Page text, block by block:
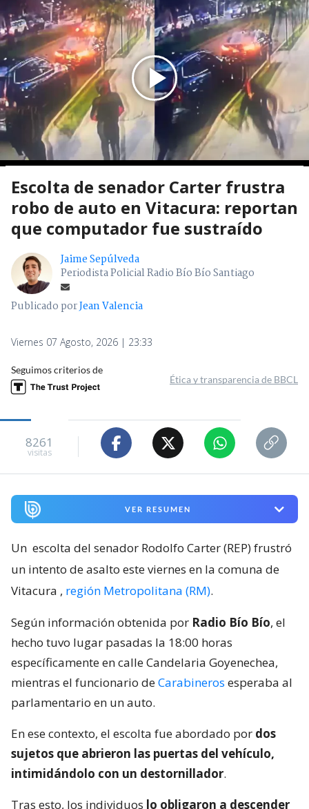
Escolta de senador Carter frustra
robo de auto en Vitacura: reportan
que computador fue sustraído
Jaime Sepúlveda
Periodista Policial Radio Bío Bío Santiago
Publicado porJean Valencia
Viernes 07 Agosto, 2026 | 23:33
Seguimos criterios de
Ética y transparencia de BBCL
8261
visitas
VER RESUMEN
Un escolta del senador Rodolfo Carter (REP) frustró
un intento de asalto este viernes en la comuna de
Vitacura , región Metropolitana (RM).
Según información obtenida por Radio Bío Bío, el
hecho tuvo lugar pasadas la 18:00 horas
específicamente en calle Candelaria Goyenechea,
mientras el funcionario deCarabineros esperaba al
parlamentario en un auto.
En ese contexto, el escolta fue abordado por dos
sujetos que abrieron las puertas del vehículo,
intimidándolo con un destornillador.
Tras esto, los individuos lo obligaron a descender